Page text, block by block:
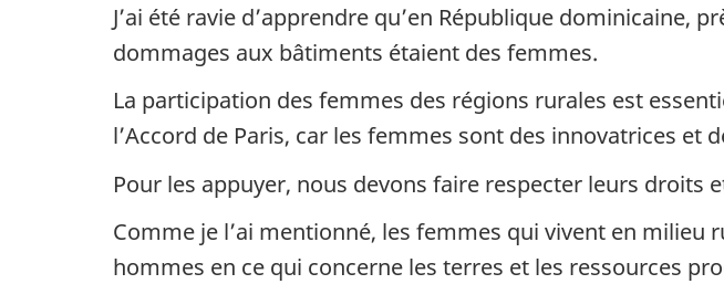
J’ai été ravie d’apprendre qu’en République dominicaine,
dommages aux bâtiments étaient des femmes.
La participation des femmes des régions rurales est
l’Accord de Paris, car les femmes sont des innovatrices
Pour les appuyer, nous devons faire respecter leurs droits
Comme je l’ai mentionné, les femmes qui vivent en milieu
hommes en ce qui concerne les terres et les ressources